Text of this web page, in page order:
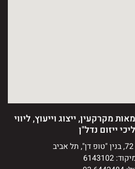
מקרקעין, ייצוג וייעוץ, ליווי
ייזום נדל"ן
6143102